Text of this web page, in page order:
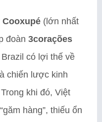
Cooxupé (lớn nhất
đoàn 3corações
có lợi thế về
chiến lược kinh
khi đó, Việt
hàng”, thiếu ổn